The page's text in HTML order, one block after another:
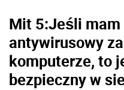
Mit 5:Jeśli mam
antywirusowy
komputerze, to
bezpieczny w